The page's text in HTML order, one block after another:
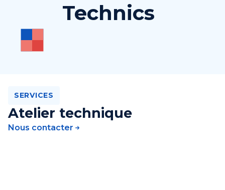
Technics
SERVICES
Atelier technique
Nous contacter